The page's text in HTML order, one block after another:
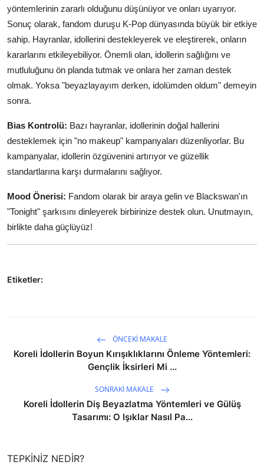
yöntemlerinin zararlı olduğunu düşünüyor ve onları uyarıyor.
Sonuç olarak, fandom duruşu K-Pop dünyasında büyük bir etkiye
sahip. Hayranlar, idollerini destekleyerek ve eleştirerek, onların
kararlarını etkileyebiliyor. Önemli olan, idollerin sağlığını ve
mutluluğunu ön planda tutmak ve onlara her zaman destek
olmak. Yoksa "beyazlayayım derken, idolümden oldum" demeyin
sonra.
Bias Kontrolü: Bazı hayranlar, idollerinin doğal hallerini
desteklemek için "no makeup" kampanyaları düzenliyorlar. Bu
kampanyalar, idollerin özgüvenini artırıyor ve güzellik
standartlarına karşı durmalarını sağlıyor.
Mood Önerisi: Fandom olarak bir araya gelin ve Blackswan'ın
"Tonight" şarkısını dinleyerek birbirinize destek olun. Unutmayın,
birlikte daha güçlüyüz!
Etiketler:
ÖNCEKI MAKALE
Koreli İdollerin Boyun Kırışıklıklarını Önleme Yöntemleri:
Gençlik İksirleri Mi ...
SONRAKI MAKALE
Koreli İdollerin Diş Beyazlatma Yöntemleri ve Gülüş
Tasarımı: O Işıklar Nasıl Pa...
TEPKINIZ NEDIR?